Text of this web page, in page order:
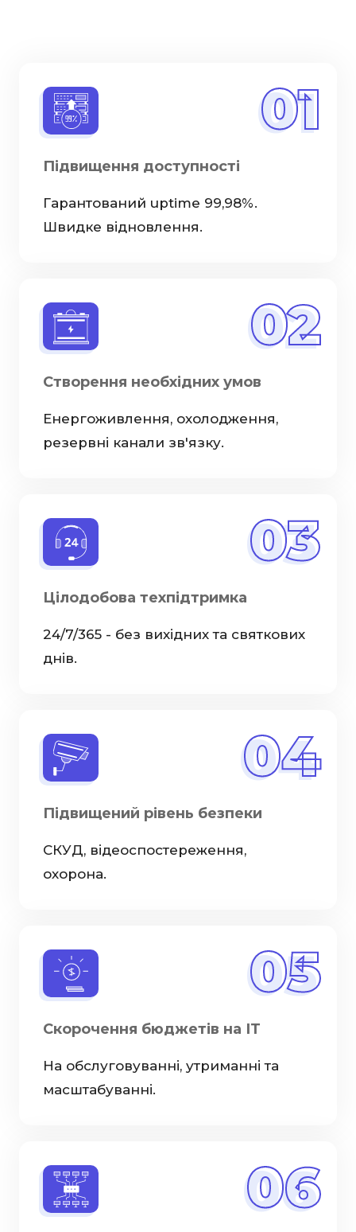
01
Підвищення доступності
Гарантований uptime 99,98%.
Швидке відновлення.
02
Створення необхідних умов
Енергоживлення, охолодження,
резервні канали зв'язку.
03
Цілодобова техпідтримка
24/7/365 - без вихідних та святкових
днів.
04
Підвищений рівень безпеки
СКУД, відеоспостереження,
охорона.
05
Скорочення бюджетів на ІТ
На обслуговуванні, утриманні та
масштабуванні.
06